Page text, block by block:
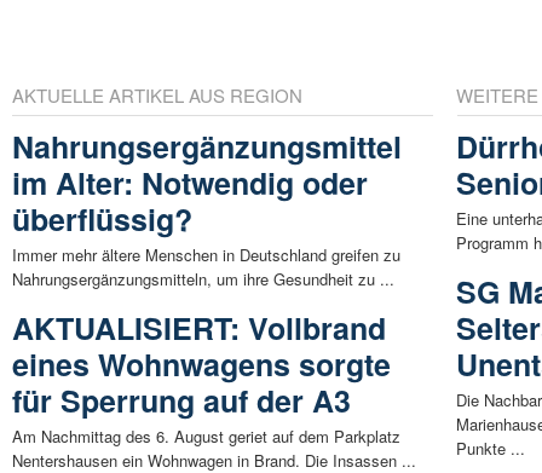
AKTUELLE ARTIKEL AUS REGION
Nahrungsergänzungsmittel
im Alter: Notwendig oder
überflüssig?
Immer mehr ältere Menschen in Deutschland greifen zu
Nahrungsergänzungsmitteln, um ihre Gesundheit zu ...
AKTUALISIERT: Vollbrand
eines Wohnwagens sorgte
für Sperrung auf der A3
Am Nachmittag des 6. August geriet auf dem Parkplatz
Nentershausen ein Wohnwagen in Brand. Die Insassen ...
Eine
Programm
SG
Die
Punkte ...